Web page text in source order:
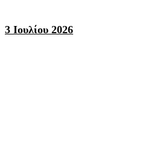
3 Ιουλίου 2026